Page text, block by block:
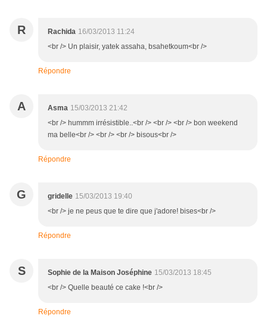
R Rachida 16/03/2013 11:24
<br /> Un plaisir, yatek assaha, bsahetkoum<br />
Répondre
A Asma 15/03/2013 21:42
<br /> hummm irrésistible..<br /> <br /> <br /> bon weekend
ma belle<br /> <br /> <br /> bisous<br />
Répondre
G gridelle 15/03/2013 19:40
<br /> je ne peus que te dire que j'adore! bises<br />
Répondre
S Sophie de la Maison Joséphine 15/03/2013 18:45
<br /> Quelle beauté ce cake !<br />
Répondre